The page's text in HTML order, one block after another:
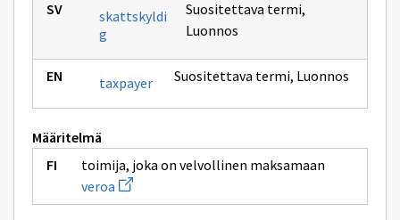
skattskyldi
g
Suositettava termi,
Luonnos
taxpayer Suositettava termi, Luonnos
Määritelmä
toimija, joka on velvollinen maksamaan
veroa Avaa
uuden
ikkunan